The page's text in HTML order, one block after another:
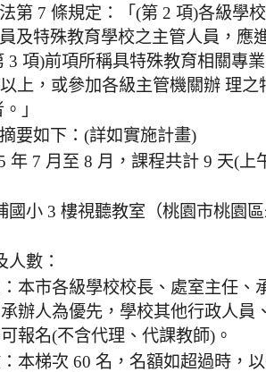
第 7 條規定：「(第 2 項)各級學
及特殊教育學校之主管人員，應
3 項)前項所稱具特殊教育相關專
上，或參加各級主管機關辦 理之
」
要如下：(詳如實施計畫)
年 7 月至 8 月，課程共計 9 天(上
國小 3 樓視聽教室（桃園市桃園
人數：
本市各級學校校長、處室主任、
辦人為優先，學校其他行政人員
報名(不含代理、代課教師)。
本梯次 60 名，名額如超過時，